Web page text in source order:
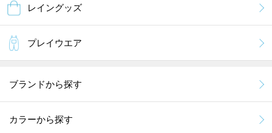
レイングッズ
プレイウエア
ブランドから探す
カラーから探す